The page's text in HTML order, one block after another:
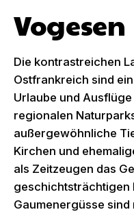
Vogesen
Die kontrastreichen
Ostfrankreich sind
Urlaube und
regionalen
außergewöhnliche
Kirchen und
als Zeitzeugen das
geschichtsträchtigen
Gaumenergüsse